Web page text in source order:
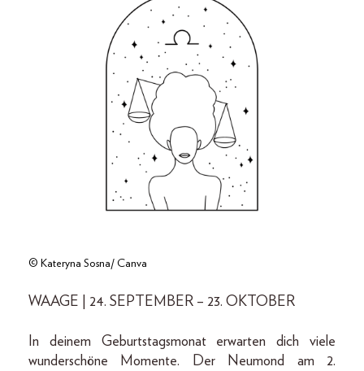
© Kateryna Sosna/ Canva
WAAGE | 24. SEPTEMBER – 23. OKTOBER
In deinem Geburtstagsmonat erwarten dich viele
wunderschöne Momente. Der Neumond am 2.